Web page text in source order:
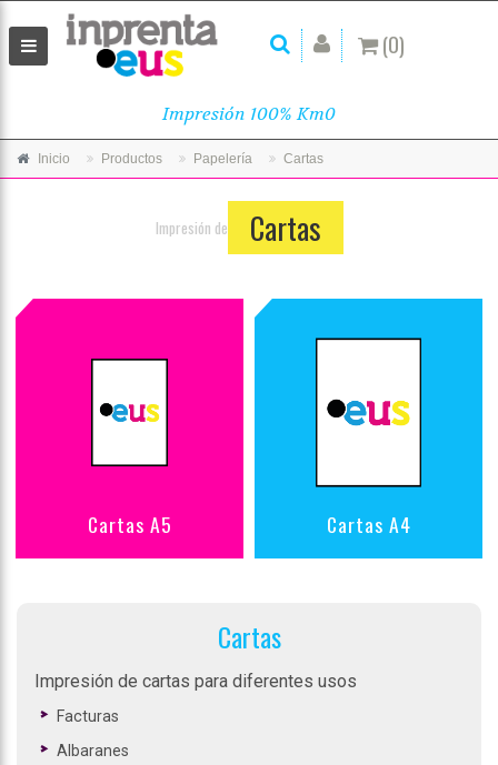
(0)
Impresión 100% Km0
Inicio Productos Papelería Cartas
Impresión de Cartas
Cartas A5 Cartas A4
Cartas
Impresión de cartas para diferentes usos
Facturas
Albaranes